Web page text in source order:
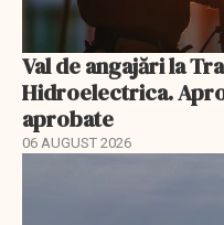
Val de angajări la
Hidroelectrica.
aprobate
06 AUGUST 2026